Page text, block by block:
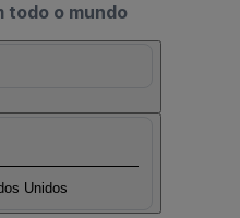
todo o mundo
Unidos